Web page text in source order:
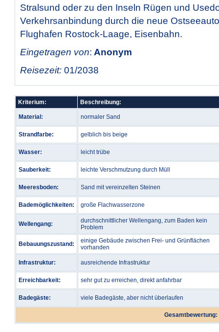
Stralsund oder zu den Inseln Rügen und
Verkehrsanbindung durch die neue
Flughafen Rostock-Laage, Eisenbahn.
Eingetragen von: Anonym
Reisezeit: 01/2038
Kriterium: Beschreibung:
Material: normaler Sand
Strandfarbe: gelblich bis beige
Wasser: leicht trübe
Sauberkeit: leichte Verschmutzung durch Müll
Meeresboden: Sand mit vereinzelten Steinen
Bademöglichkeiten: große Flachwasserzone
Wellengang:
durchschnittlicher Wellengang, zum Baden kein
Problem
Bebauungszustand:
einige Gebäude zwischen Frei- und Grünflächen
vorhanden
Infrastruktur: ausreichende Infrastruktur
Erreichbarkeit: sehr gut zu erreichen, direkt anfahrbar
Badegäste: viele Badegäste, aber nicht überlaufen
Gesamtbewertung: